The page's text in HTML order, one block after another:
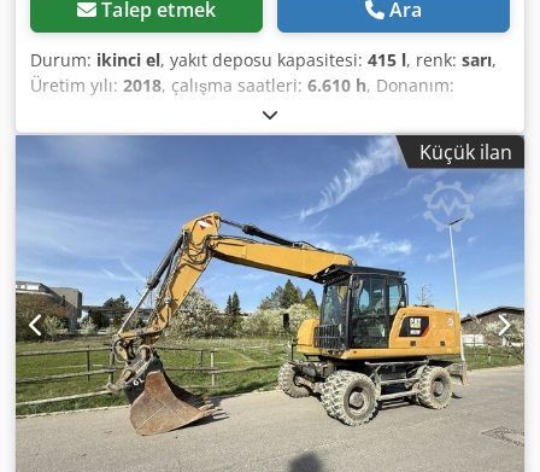
Talep etmek Ara
Durum: ikinci el, yakıt deposu kapasitesi: 415 l, renk: sarı,
Üretim yılı: 2018, çalışma saatleri: 6.610 h, Donanım:
, Tahrik: Tekerlek Boş ağırlık: 20.000 kg Boyutlar (U x
G x Y): 892 x 255 x 332 cm Motor tipi: Caterpillar CAT C7.1
ACERT Djdeyuwtpopfx Ag Rowa = Ekstra seçenekler veKüçük ilan